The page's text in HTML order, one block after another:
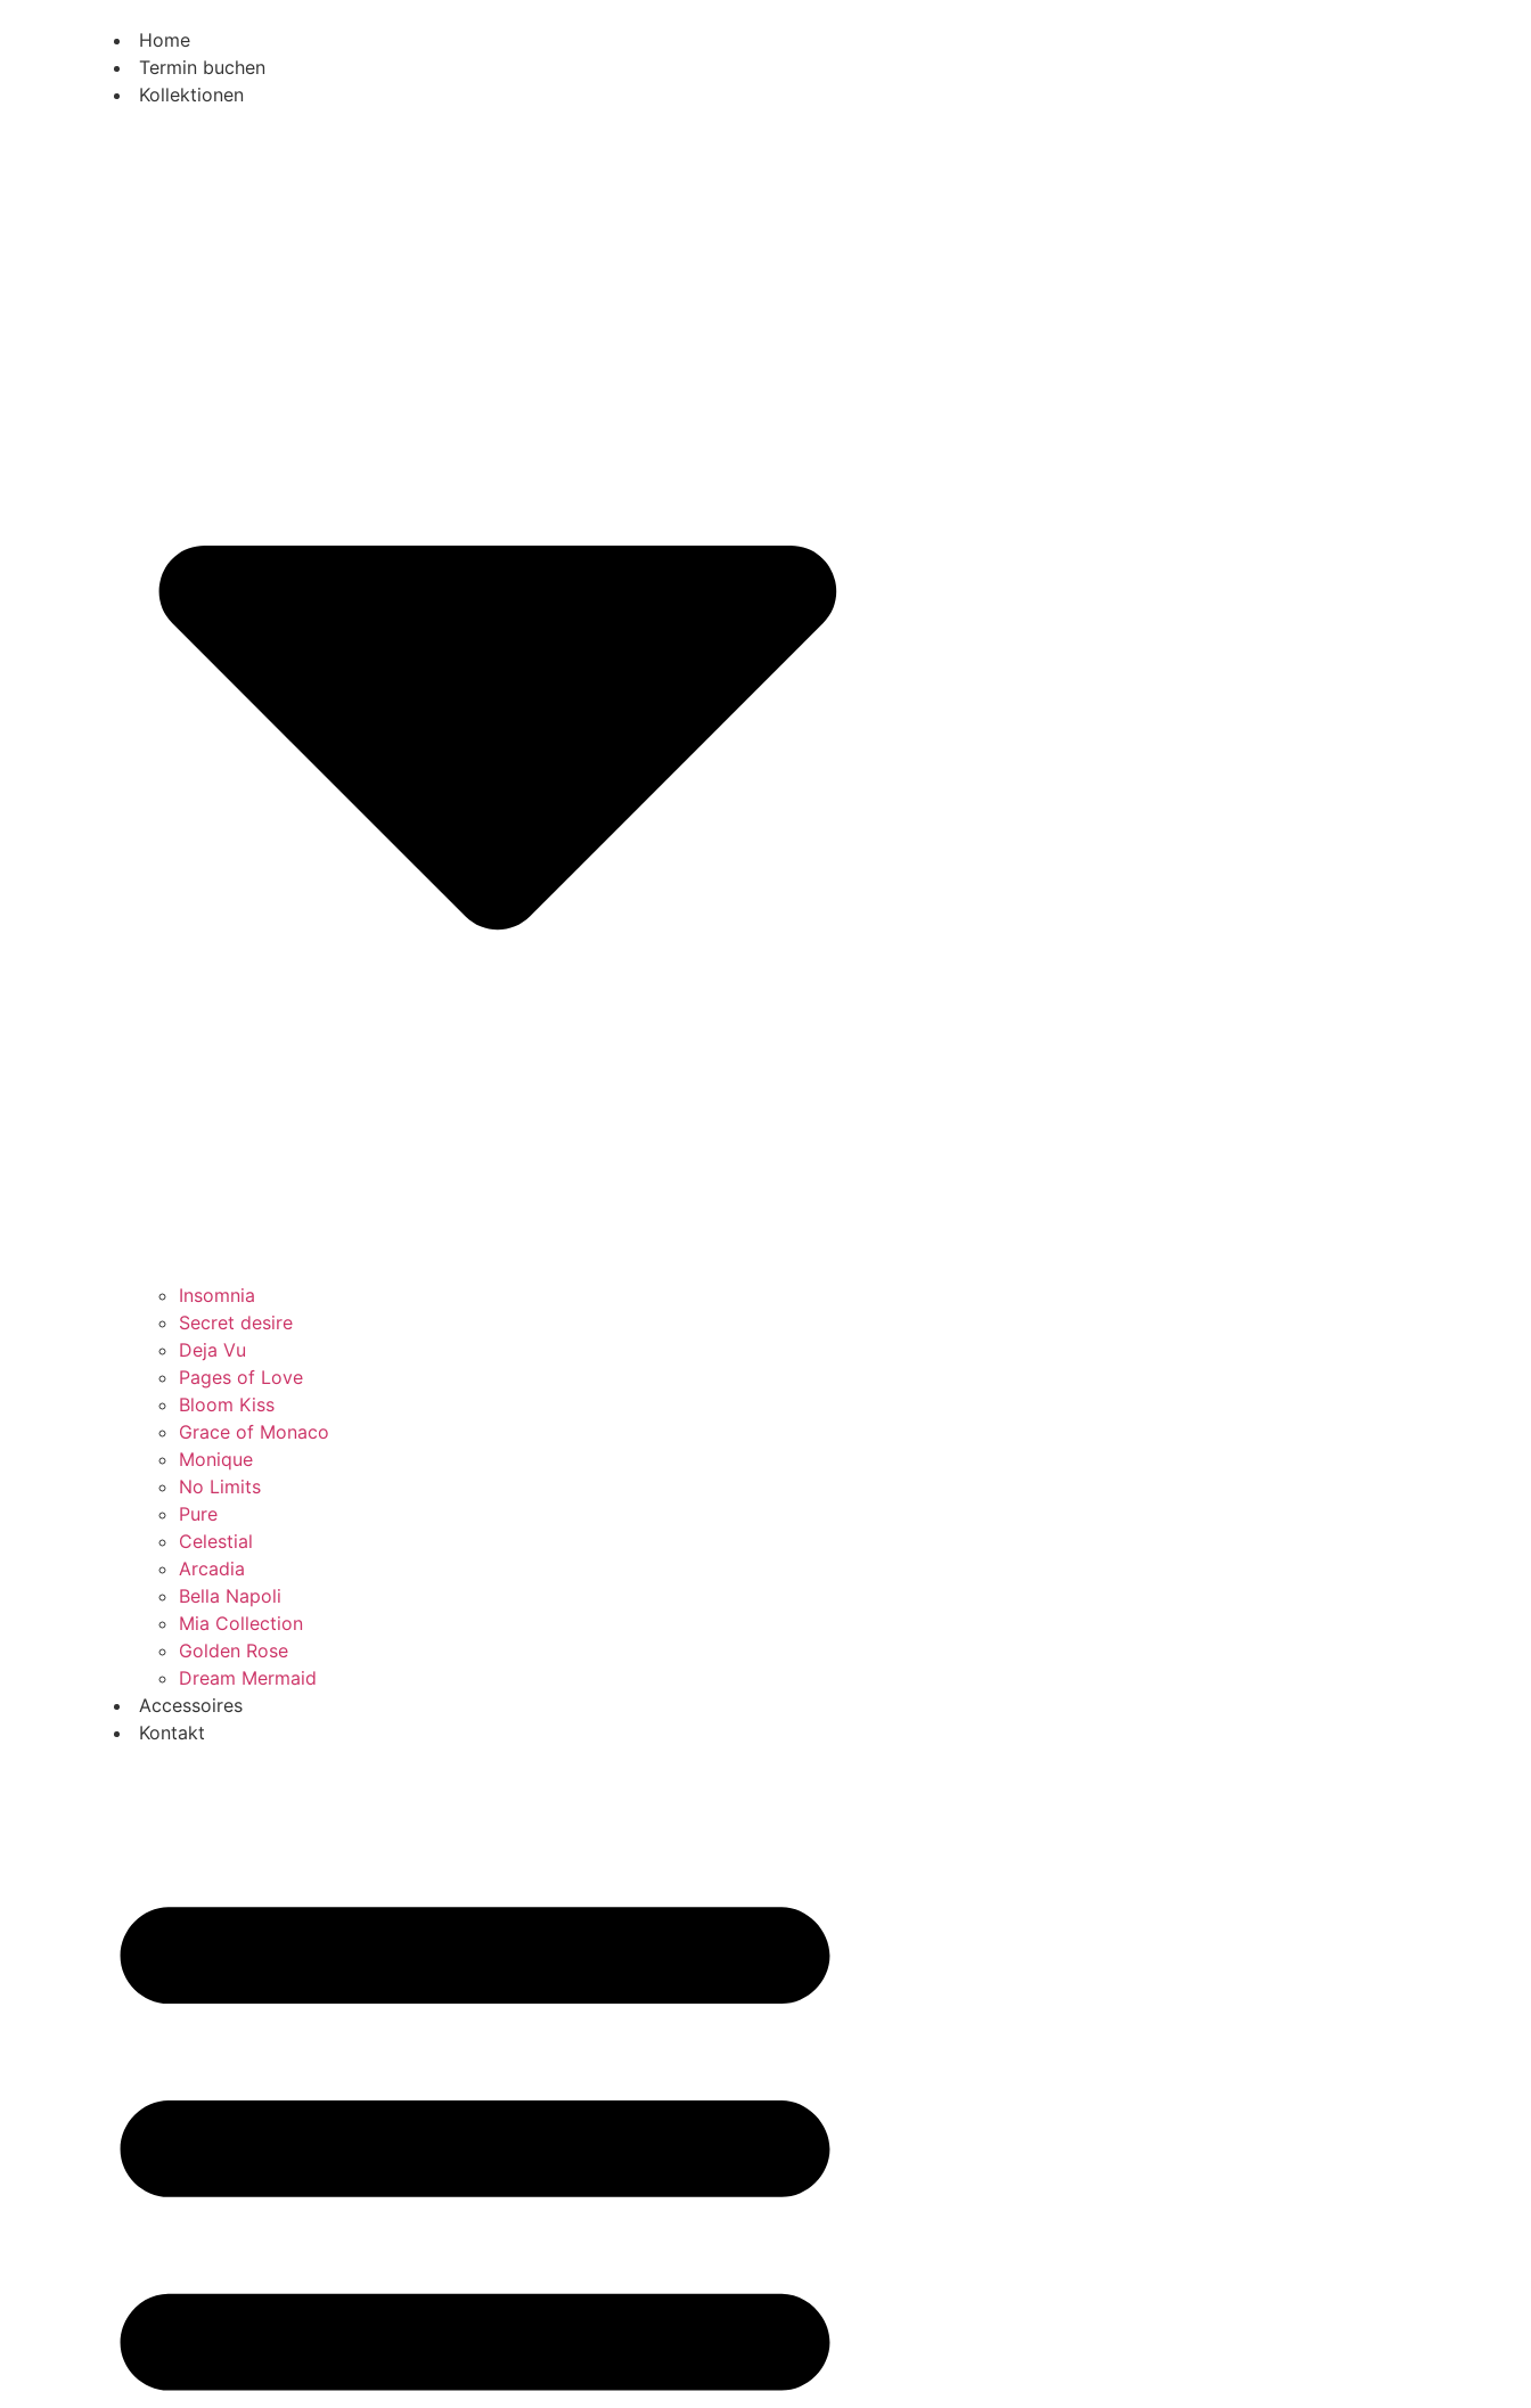
Home
Termin buchen
Kollektionen
Insomnia
Secret desire
Deja Vu
Pages of Love
Bloom Kiss
Grace of Monaco
Monique
No Limits
Pure
Celestial
Arcadia
Bella Napoli
Mia Collection
Golden Rose
Dream Mermaid
Accessoires
Kontakt